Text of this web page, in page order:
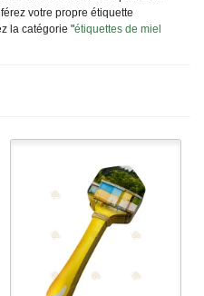
votre propre étiquette
la catégorie "étiquettes de miel